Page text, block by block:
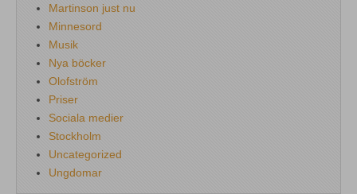
Martinson just nu
Minnesord
Musik
Nya böcker
Olofström
Priser
Sociala medier
Stockholm
Uncategorized
Ungdomar